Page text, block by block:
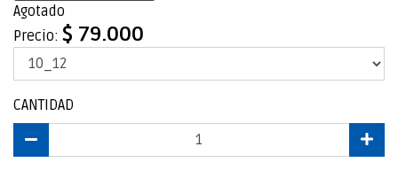
Agotado
Precio: $ 79.000
CANTIDAD